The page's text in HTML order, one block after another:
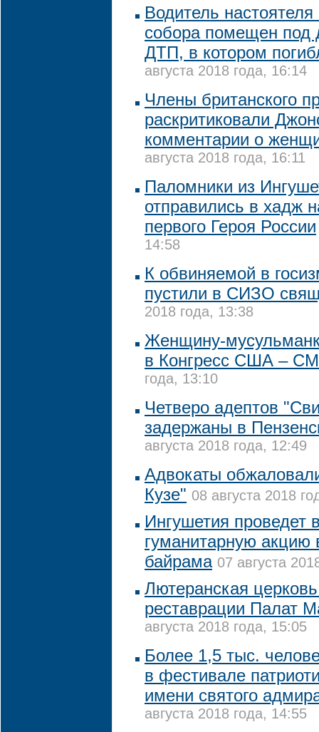
Водитель
собора помещен под
ДТП, в котором
августа 2018 года, 16:14
Члены британского
раскритиковали
комментарии о
августа 2018 года, 16:11
Паломники из
отправились в хадж
первого Героя России
14:58
К обвиняемой в
пустили в СИЗО
2018 года, 13:38
Женщину-
в Конгресс США –
года, 13:10
Четверо адептов
задержаны в
августа 2018 года, 12:49
Адвокаты
Кузе" 08 августа 2018
Ингушетия проведет
гуманитарную акцию
байрама 07 августа
Лютеранская
реставрации Палат
августа 2018 года, 15:05
Более 1,5 тыс.
в фестивале
имени святого
августа 2018 года, 14:55